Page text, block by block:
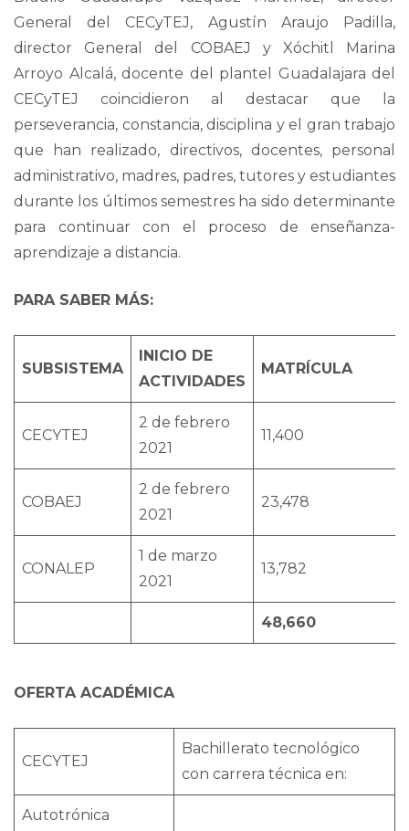
General del CECyTEJ, Agustín Araujo Padilla,
director General del COBAEJ y Xóchitl Marina
Arroyo Alcalá, docente del plantel Guadalajara del
CECyTEJ coincidieron al destacar que la
perseverancia, constancia, disciplina y el gran trabajo
que han realizado, directivos, docentes, personal
administrativo, madres, padres, tutores y estudiantes
durante los últimos semestres ha sido determinante
para continuar con el proceso de enseñanza-
aprendizaje a distancia.
PARA SABER MÁS:
SUBSISTEMA
INICIO DE
ACTIVIDADES
MATRÍCULA
CECYTEJ
2 de febrero
2021
11,400
COBAEJ
2 de febrero
2021
23,478
CONALEP
1 de marzo
2021
13,782
OFERTA ACADÉMICA
CECYTEJ
Bachillerato tecnológico
con carrera técnica en:
Autotrónica